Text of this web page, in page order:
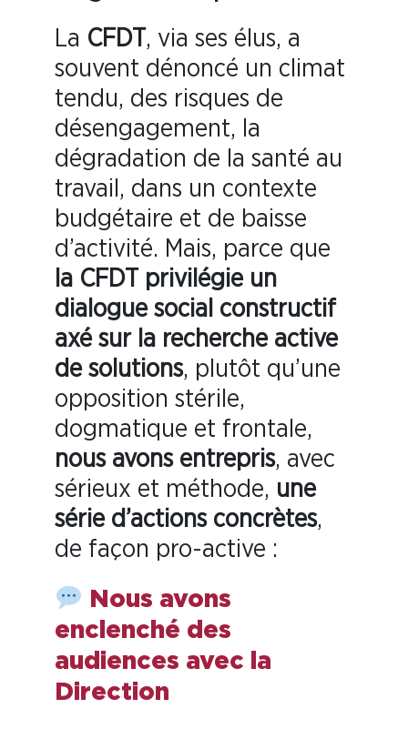
La CFDT , via ses élus, a
souvent dénoncé un climat
tendu, des risques de
désengagement, la
dégradation de la santé au
travail, dans un contexte
budgétaire et de baisse
d’activité. Mais, parce que
la CFDT
privilégie un
dialogue social constructif
axé sur la recherche active
de solutions, plutôt qu’une
opposition stérile,
dogmatique et frontale,
nous avons entrepris, avec
sérieux et méthode, une
série d’actions concrètes,
de façon pro-active :
Nous avons
enclenché des
audiences avec la
Direction